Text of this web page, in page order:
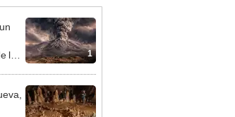
1
los